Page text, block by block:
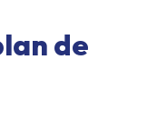
de